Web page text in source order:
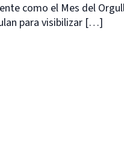
como el Mes del
para visibilizar […]